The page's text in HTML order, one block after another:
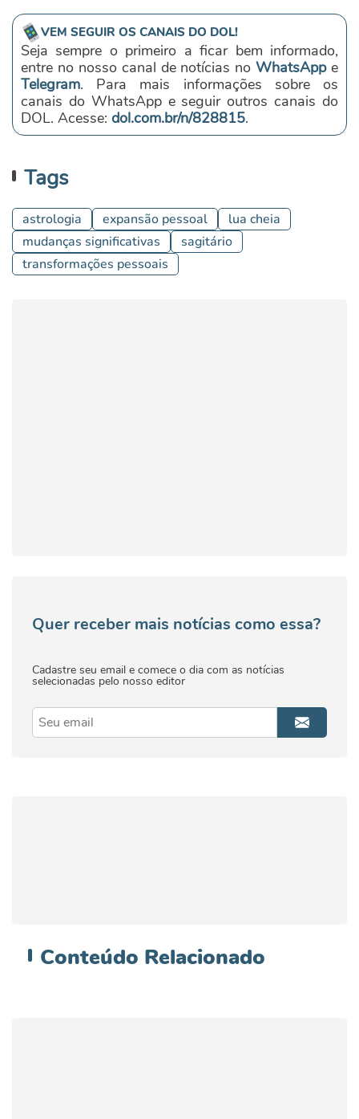
VEM SEGUIR OS CANAIS DO DOL!
Seja sempre o primeiro a ficar bem informado,
entre no nosso canal de notícias noWhatsAppe
Telegram. Para mais informações sobre os
canais do WhatsApp e seguir outros canais do
DOL. Acesse: dol.com.br/n/828815.
Tags
astrologia expansão pessoal
lua cheia
mudanças significativas
sagitário
transformações pessoais
Quer receber mais notícias como essa?
Cadastre seu email e comece o dia com as notícias
selecionadas pelo nosso editor
Conteúdo Relacionado